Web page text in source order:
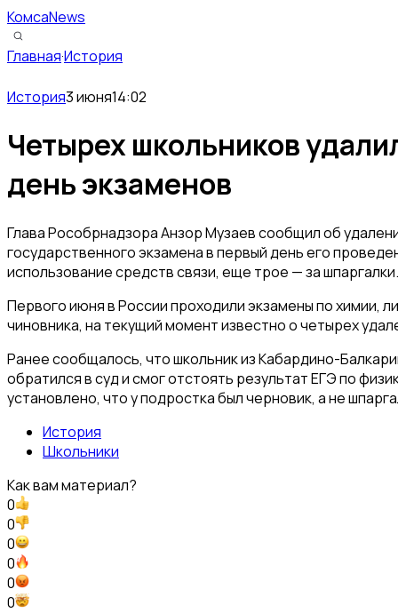
КомсаNews
Главная·История
История3 июня14:02
Четырех школьников
день экзаменов
Глава Рособрнадзора Анзор Музаев сообщил об
государственного экзамена в первый день его
использование средств связи, еще трое — за шпаргалки.
Первого июня в России проходили экзамены по химии,
чиновника, на текущий момент известно о четырех
Ранее сообщалось, что школьник из Кабардино-
обратился в суд и смог отстоять результат ЕГЭ по
установлено, что у подростка был черновик, а не
История
Школьники
Как вам материал?
0
0
0
0
0
0